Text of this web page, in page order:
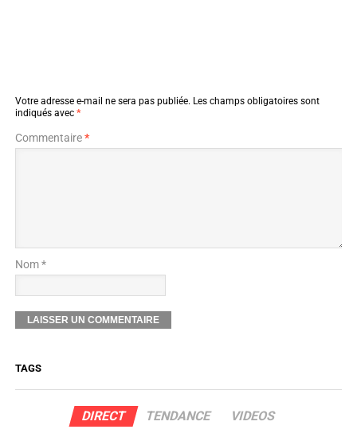
Votre adresse e-mail ne sera pas publiée. Les champs obligatoires sont
indiqués avec *
Commentaire*
Nom *
TAGS
DIRECT TENDANCE VIDEOS